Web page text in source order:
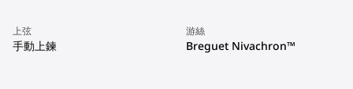
上弦
手動上鍊
游絲
Breguet Nivachron™